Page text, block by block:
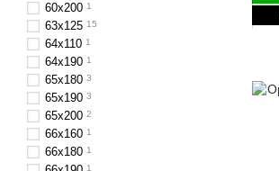
60х200 1
63x125 15
64х110 1
64x190 1
65x180 3
65х190 3
65х200 2
66x160 1
66х180 1
1